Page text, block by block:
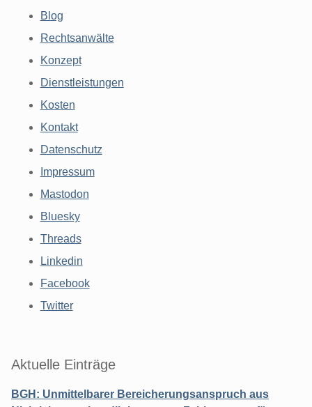
Blog
Rechtsanwälte
Konzept
Dienstleistungen
Kosten
Kontakt
Datenschutz
Impressum
Mastodon
Bluesky
Threads
Linkedin
Facebook
Twitter
Aktuelle Einträge
BGH: Unmittelbarer Bereicherungsanspruch aus